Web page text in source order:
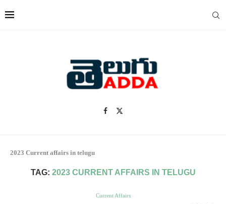
2023 Current affairs in telugu
TAG: 2023 CURRENT AFFAIRS IN TELUGU
Current Affairs